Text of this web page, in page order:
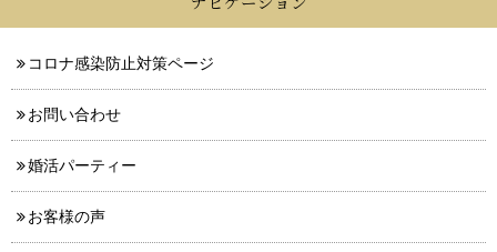
コロナ感染防止対策ページ
お問い合わせ
婚活パーティー
お客様の声